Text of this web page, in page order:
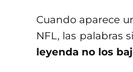
Cuando aparece
NFL, las palabras
leyenda no los